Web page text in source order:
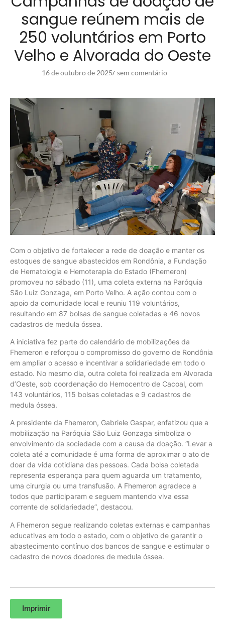
sangue reúnem mais de
250 voluntários em Porto
Velho e Alvorada do Oeste
16 de outubro de 2025/ sem comentário
Com o objetivo de fortalecer a rede de doação e manter os
estoques de sangue abastecidos em Rondônia, a Fundação
de Hematologia e Hemoterapia do Estado (Fhemeron)
promoveu no sábado (11), uma coleta externa na Paróquia
São Luiz Gonzaga, em Porto Velho. A ação contou com o
apoio da comunidade local e reuniu 119 voluntários,
resultando em 87 bolsas de sangue coletadas e 46 novos
cadastros de medula óssea.
A iniciativa fez parte do calendário de mobilizações da
Fhemeron e reforçou o compromisso do governo de Rondônia
em ampliar o acesso e incentivar a solidariedade em todo o
estado. No mesmo dia, outra coleta foi realizada em Alvorada
d’Oeste, sob coordenação do Hemocentro de Cacoal, com
143 voluntários, 115 bolsas coletadas e 9 cadastros de
medula óssea.
A presidente da Fhemeron, Gabriele Gaspar, enfatizou que a
mobilização na Paróquia São Luiz Gonzaga simboliza o
envolvimento da sociedade com a causa da doação. “Levar a
coleta até a comunidade é uma forma de aproximar o ato de
doar da vida cotidiana das pessoas. Cada bolsa coletada
representa esperança para quem aguarda um tratamento,
uma cirurgia ou uma transfusão. A Fhemeron agradece a
todos que participaram e seguem mantendo viva essa
corrente de solidariedade”, destacou.
A Fhemeron segue realizando coletas externas e campanhas
educativas em todo o estado, com o objetivo de garantir o
abastecimento contínuo dos bancos de sangue e estimular o
cadastro de novos doadores de medula óssea.
Imprimir